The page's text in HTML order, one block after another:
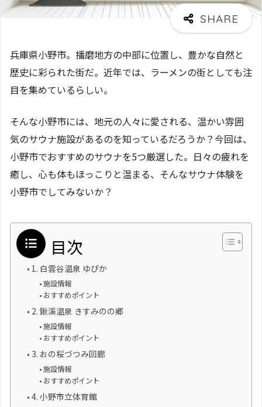
兵庫県小野市。播磨地方の中部に位置し、豊かな自然と
歴史に彩られた街だ。近年では、ラーメンの街としても注
目を集めているらしい。
そんな小野市には、地元の人々に愛される、温かい雰囲
気のサウナ施設があるのを知っているだろうか？今回は、
小野市でおすすめのサウナを5つ厳選した。日々の疲れを
癒し、心も体もほっこりと温まる、そんなサウナ体験を
小野市でしてみないか？
目次
1. 白雲谷温泉 ゆぴか
施設情報
おすすめポイント
2. 鍬溪温泉 きすみのの郷
施設情報
おすすめポイント
3. おの桜づつみ回廊
施設情報
おすすめポイント
4. 小野市立体育館